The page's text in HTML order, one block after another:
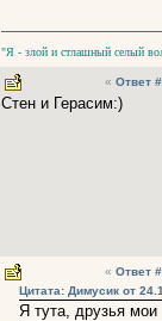
"Я - злой и стлашный селый
« Ответ
Стен и Герасим:)
« Ответ
Цитата: Димусик от
Я тута, друзья мои